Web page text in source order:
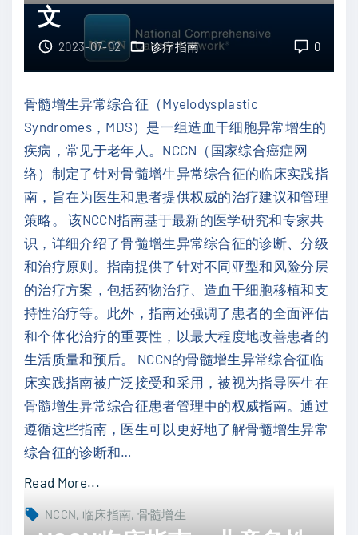
临
：
华
氏
巨
球
蛋
白
血
症
淋
巴
浆
细
胞
淋
（
文
0
2023-07-02 诊疗指南
骨髓增生异常综合征（Myelodysplastic
Syndromes，MDS）是一组造血干细胞异常增生的
疾病，常见于老年人。NCCN（国家综合癌症网
络）制定了针对骨髓增生异常综合征的临床实践指
南，旨在为医生和患者提供权威的治疗建议和管理
策略。 该NCCN指南基于最新的医学研究和专家共
识，详细介绍了骨髓增生异常综合征的诊断、分级
和治疗原则。指南提供了针对不同亚型和风险分层
的治疗方案，包括药物治疗、造血干细胞移植和支
持性治疗等。此外，指南还强调了患者的全面评估
和个体化治疗的重要性，以最大程度地改善患者的
生活质量和预后。 NCCN的骨髓增生异常综合征临
床实践指南被广泛接受和采用，被视为指导医生在
骨髓增生异常综合征患者管理中的权威指南。通过
遵循这些指南，医生可以更好地了解骨髓增生异常
综合征的诊断和…
Read More...
C
NCCN 临床指南 骨髓增生